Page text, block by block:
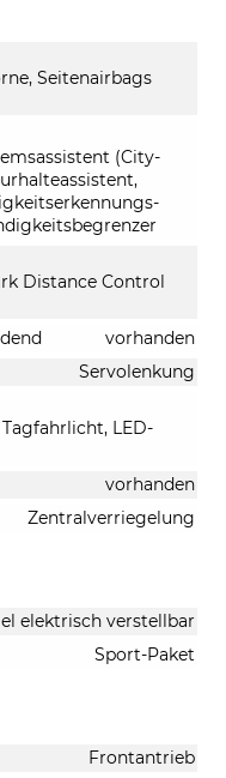
Seitenairbags
(City-
Distance Control
vorhanden
Servolenkung
LED-
vorhanden
Zentralverriegelung
elektrisch verstellbar
Sport-Paket
Frontantrieb